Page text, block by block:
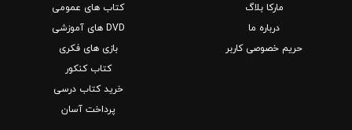
مارکا بلاگ
درباره ما
حریم خصوصی کاربر
کتاب های عمومی
DVD های آموزشی
بازی های فکری
کتاب کنکور
خرید کتاب درسی
پرداخت آسان